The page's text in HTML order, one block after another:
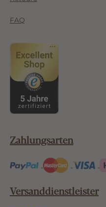
FAQ
Zahlungsarten
Versanddienstleister